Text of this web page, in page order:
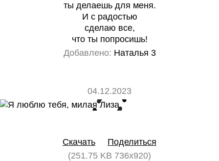
ты делаешь для меня.
И с радостью
сделаю все,
что ты попросишь!
Добавлено: Наталья 3
04.12.2023
Скачать
Поделиться
(251.75 KB 736x920)